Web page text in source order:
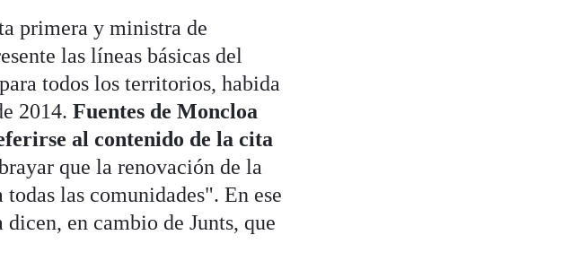
primera y ministra de
las líneas básicas del
todos los territorios, habida
2014. Fuentes de Moncloa
al contenido de la cita
que la renovación de la
las comunidades". En ese
en cambio de Junts, que